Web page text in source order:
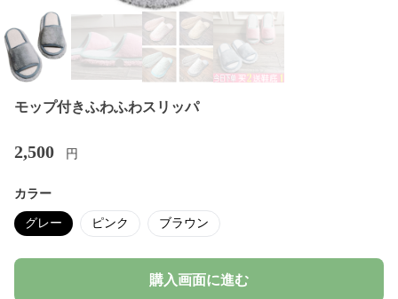
モップ付きふわふわスリッパ
2,500 円
カラー
グレー ピンク ブラウン
購入画面に進む